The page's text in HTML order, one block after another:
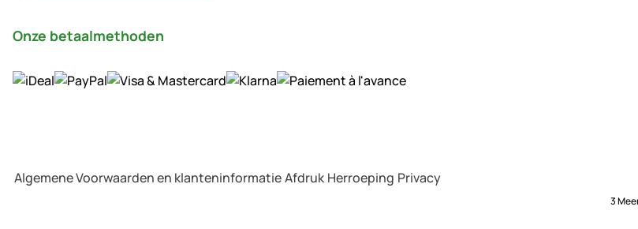
Onze betaalmethoden
Algemene Voorwaarden en klanteninformatieAfdruk Herroeping Privacy
3